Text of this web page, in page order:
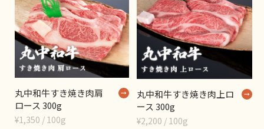
丸中和牛すき焼き肉肩
ロース 300g
¥1,350 / 100g
丸中和牛すき焼き肉上ロ
ース 300g
¥2,200 / 100g